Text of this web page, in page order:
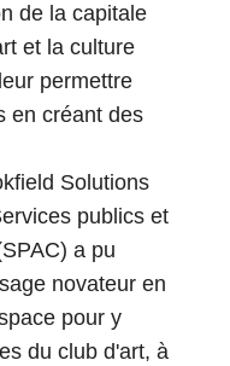
de la capitale
et la culture
permettre
en créant des
Solutions
publics et
a pu
novateur en
pour y
du club d'art, à